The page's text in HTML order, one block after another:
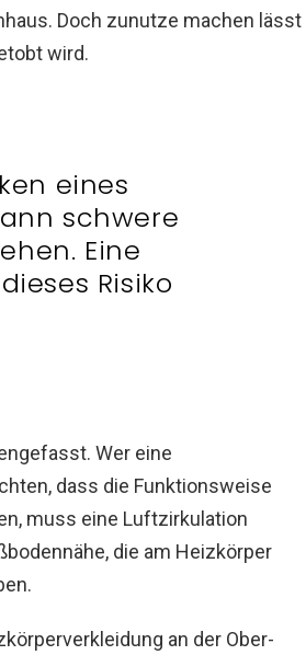
Doch zunutze machen lässt
wird.
eines
schwere
Eine
Risiko
Wer eine
dass die Funktionsweise
muss eine Luftzirkulation
die am Heizkörper
an der Ober-